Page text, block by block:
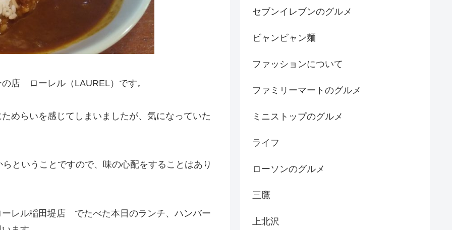
店 ローレル（LAUREL）です。
めらいを感じてしまいましたが、気になっていた
ということですので、味の心配をすることはあり
レル稲田堤店 でたべた本日のランチ、ハンバー
セブンイレブンのグルメ
ビャンビャン麺
ファッションについて
ファミリーマートのグルメ
ミニストップのグルメ
ライフ
ローソンのグルメ
三鷹
上北沢